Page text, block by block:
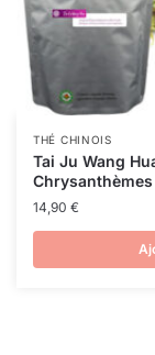
THÉ CHINOIS
Tai Ju Wang
14,90 €